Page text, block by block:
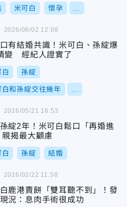
米可白 懷孕
有結婚共識！米可白、孫綻爆
變 經紀人證實了
孫綻
白和孫綻交往幾年
2026/06/02 12:08
綻2年！米可白鬆口「再婚進
親揭最大顧慮
孫綻 結婚
2026/05/21 16:53
鹿港賣餅「雙耳聽不到」！發
況：息肉手術很成功
2026/02/22 11:58